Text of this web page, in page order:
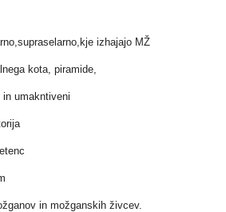
izhajajo MŽ
kota, piramide,
umakntiveni
in možganskih živcev.